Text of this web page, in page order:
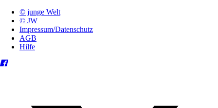
© junge Welt
© JW
Impressum/Datenschutz
AGB
Hilfe